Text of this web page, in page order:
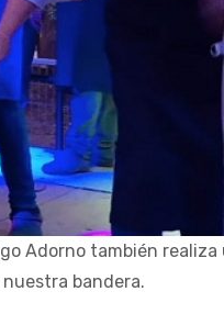
Adorno también realiza
bandera.